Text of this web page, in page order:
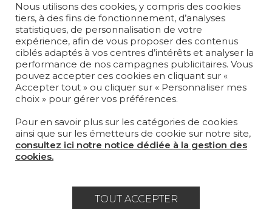
PAPIERS PEINTS
TAPIS ET MOQUETTES
MOBILIER
PROJETS
SUR-MESURE
MAGAZINE
LA MAISON
Nous utilisons des cookies, y compris des cookies
tiers, à des fins de fonctionnement, d’analyses
statistiques, de personnalisation de votre
expérience, afin de vous proposer des contenus
ciblés adaptés à vos centres d’intérêts et analyser la
performance de nos campagnes publicitaires. Vous
pouvez accepter ces cookies en cliquant sur «
Accepter tout » ou cliquer sur « Personnaliser mes
choix » pour gérer vos préférences.
Pour en savoir plus sur les catégories de cookies
ainsi que sur les émetteurs de cookie sur notre site,
consultez ici notre notice dédiée à la gestion des
cookies.
TOUT ACCEPTER